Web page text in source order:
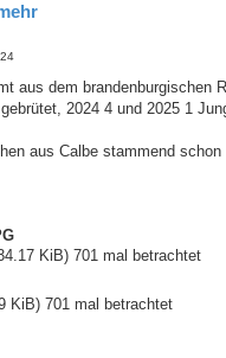
aus dem brandenburgischen
2024 4 und 2025 1
aus Calbe stammend schon
KiB) 701 mal betrachtet
KiB) 701 mal betrachtet